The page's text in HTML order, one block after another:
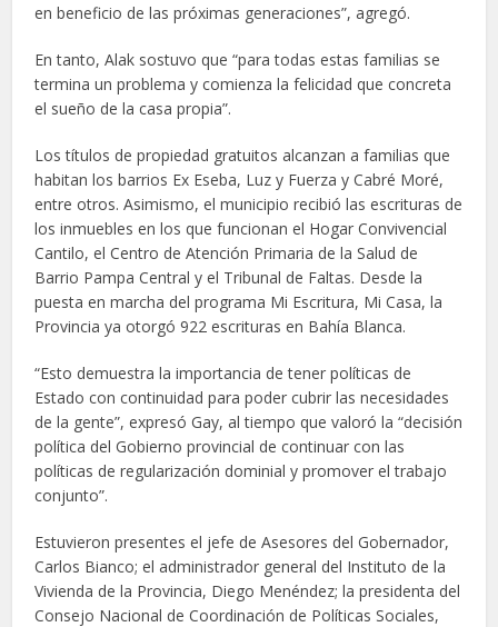
en beneficio de las próximas generaciones”, agregó.
En tanto, Alak sostuvo que “para todas estas familias se
termina un problema y comienza la felicidad que concreta
el sueño de la casa propia”.
Los títulos de propiedad gratuitos alcanzan a familias que
habitan los barrios Ex Eseba, Luz y Fuerza y Cabré Moré,
entre otros. Asimismo, el municipio recibió las escrituras de
los inmuebles en los que funcionan el Hogar Convivencial
Cantilo, el Centro de Atención Primaria de la Salud de
Barrio Pampa Central y el Tribunal de Faltas. Desde la
puesta en marcha del programa Mi Escritura, Mi Casa, la
Provincia ya otorgó 922 escrituras en Bahía Blanca.
“Esto demuestra la importancia de tener políticas de
Estado con continuidad para poder cubrir las necesidades
de la gente”, expresó Gay, al tiempo que valoró la “decisión
política del Gobierno provincial de continuar con las
políticas de regularización dominial y promover el trabajo
conjunto”.
Estuvieron presentes el jefe de Asesores del Gobernador,
Carlos Bianco; el administrador general del Instituto de la
Vivienda de la Provincia, Diego Menéndez; la presidenta del
Consejo Nacional de Coordinación de Políticas Sociales,